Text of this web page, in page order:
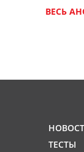
ВЕСЬ
ТЕСТЫ